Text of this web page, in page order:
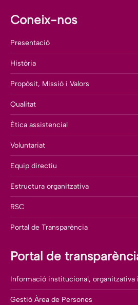
Coneix-nos
Presentació
Història
Propòsit, Missió i Valors
Qualitat
Ètica assistencial
Voluntariat
Equip directiu
Estructura organitzativa
RSC
Portal de Transparència
Portal de
Informació institucional, organitzativa
Gestió Àrea de Persones